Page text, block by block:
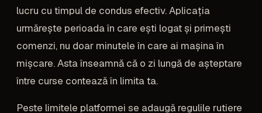
lucru cu timpul de condus efectiv. Aplicația
urmărește perioada în care ești logat și primești
comenzi, nu doar minutele în care ai mașina în
mișcare. Asta înseamnă că o zi lungă de așteptare
între curse contează în limita ta.
Peste limitele platformei se adaugă regulile rutiere